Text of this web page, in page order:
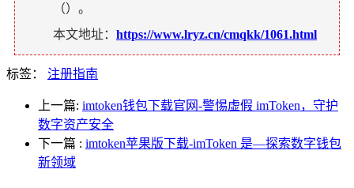
（）。
本文地址： https://www.lryz.cn/cmqkk/1061.html
标签： 注册指南
上一篇: imtoken钱包下载官网-警惕虚假 imToken，守护
数字资产安全
下一篇 : imtoken苹果版下载-imToken 是—探索数字钱包
新领域